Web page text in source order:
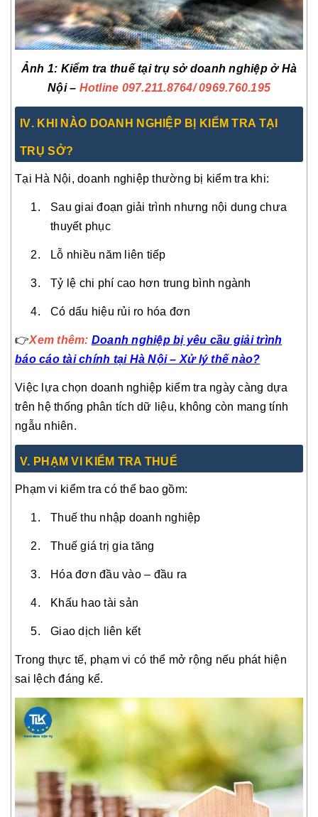
Ảnh 1: Kiểm tra thuế tại trụ sở doanh nghiệp ở Hà
Nội – Hotline 097.211.8764/ 0969.760.195
IV. KHI NÀO DOANH NGHIỆP BỊ KIỂM TRA TẠI
TRỤ SỞ?
Tại Hà Nội, doanh nghiệp thường bị kiểm tra khi:
Sau giai đoạn giải trình nhưng nội dung chưa
thuyết phục
Lỗ nhiều năm liên tiếp
Tỷ lệ chi phí cao hơn trung bình ngành
Có dấu hiệu rủi ro hóa đơn
👉Xem thêm: Doanh nghiệp bị yêu cầu giải trình
báo cáo tài chính tại Hà Nội – Xử lý thế nào?
Việc lựa chọn doanh nghiệp kiểm tra ngày càng dựa
trên hệ thống phân tích dữ liệu, không còn mang tính
ngẫu nhiên.
V. PHẠM VI KIỂM TRA THUẾ
Phạm vi kiểm tra có thể bao gồm:
Thuế thu nhập doanh nghiệp
Thuế giá trị gia tăng
Hóa đơn đầu vào – đầu ra
Khấu hao tài sản
Giao dịch liên kết
Trong thực tế, phạm vi có thể mở rộng nếu phát hiện
sai lệch đáng kể.